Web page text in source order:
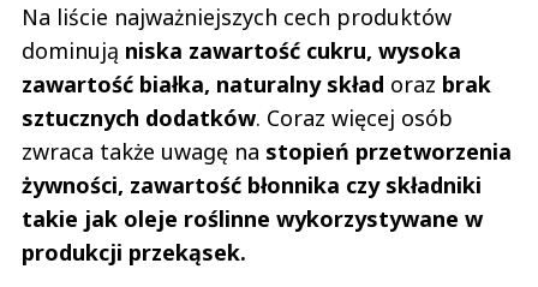
Na liście najważniejszych cech produktów
dominują niska zawartość cukru, wysoka
zawartość białka, naturalny skład oraz brak
sztucznych dodatków. Coraz więcej osób
zwraca także uwagę na stopień przetworzenia
żywności, zawartość błonnika czy składniki
takie jak oleje roślinne wykorzystywane w
produkcji przekąsek.